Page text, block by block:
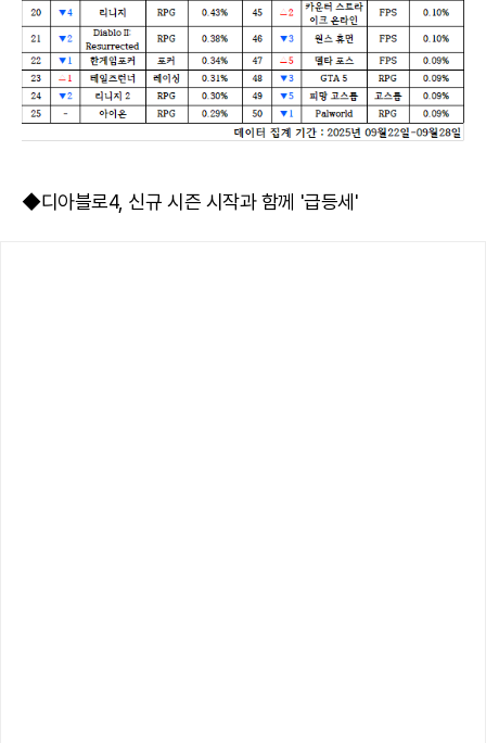
◆디아블로4, 신규 시즌 시작과 함께 '급등세'